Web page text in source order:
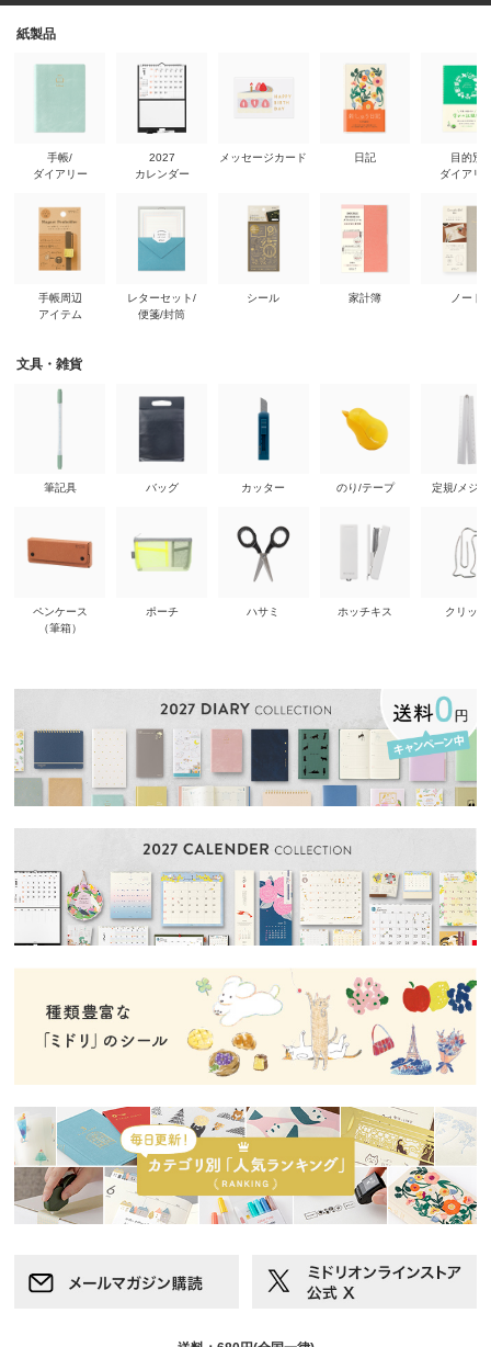
紙製品
手帳/
ダイアリー
手帳周辺
アイテム
2027
カレンダー
レターセット/
便箋/封筒
メッセージカード
シール
日記
家計簿
目的別
ダイアリ
ノート
文具・雑貨
筆記具
ペンケース
（筆箱）
バッグ
ポーチ
カッター
ハサミ
のり/テープ
ホッチキス
定規/メジ
クリップ